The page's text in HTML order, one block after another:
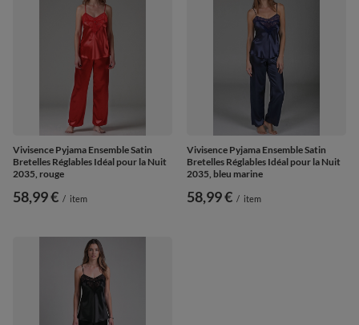
Vivisence Pyjama Ensemble Satin
Bretelles Réglables Idéal pour la Nuit
2035, rouge
58,99 € / item
Vivisence Pyjama Ensemble Satin
Bretelles Réglables Idéal pour la Nuit
2035, bleu marine
58,99 € / item